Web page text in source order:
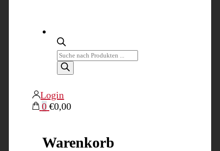
Products
search
Login
0 €0,00
Warenkorb